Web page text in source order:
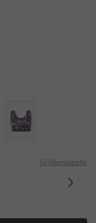
Größentabelle